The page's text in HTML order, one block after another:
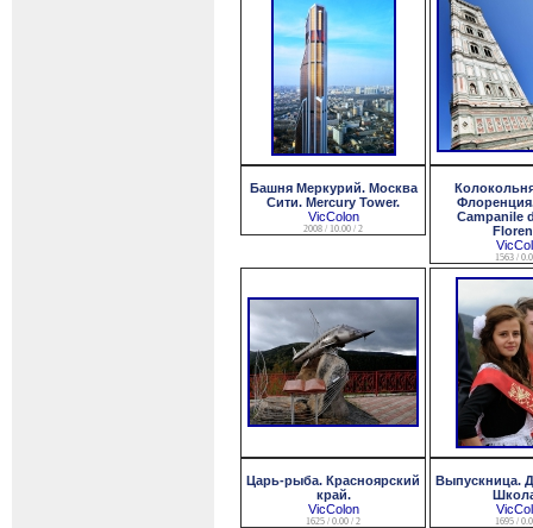
Башня Меркурий. Москва
Сити. Mercury Tower.
VicColon
2008 / 10.00 / 2
Campanile
1563 /
Царь-рыба. Красноярский
край.
VicColon
1625 / 0.00 / 2
Выпускница.
1695 /